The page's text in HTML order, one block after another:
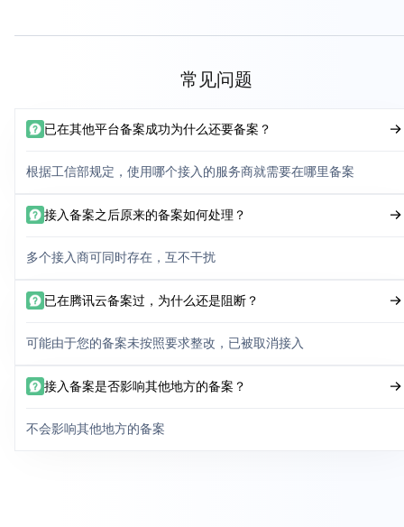
常见问题
已在其他平台备案成功为什么还要备案？
根据工信部规定，使用哪个接入的服务商就需要在哪里备案
接入备案之后原来的备案如何处理？
多个接入商可同时存在，互不干扰
已在腾讯云备案过，为什么还是阻断？
可能由于您的备案未按照要求整改，已被取消接入
接入备案是否影响其他地方的备案？
不会影响其他地方的备案